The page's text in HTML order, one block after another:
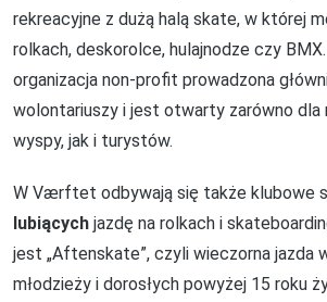
rekreacyjne z dużą halą skate, w której
rolkach, deskorolce, hulajnodze czy
organizacja non-profit prowadzona
wolontariuszy i jest otwarty zarówno dla
wyspy, jak i turystów.
W Værftet odbywają się także klubowe
lubiących jazdę na rolkach i
jest „Aftenskate”, czyli wieczorna jazda
młodzieży i dorosłych powyżej 15 roku